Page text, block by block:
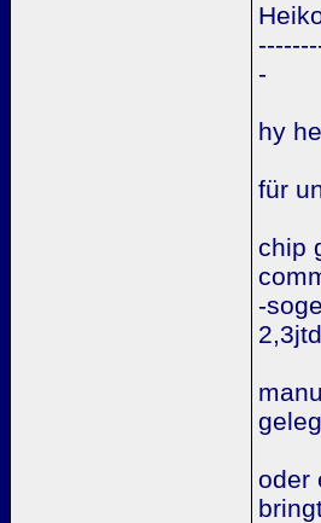
-
hy
für
chip
-
oder